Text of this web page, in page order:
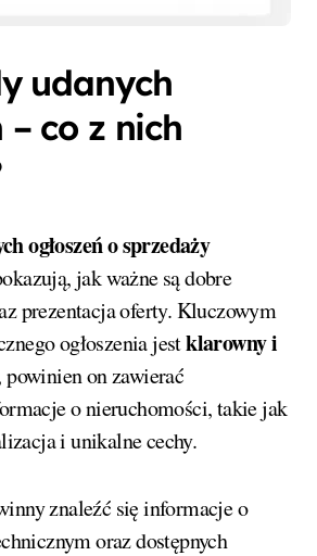
udanych
– co z nich
ogłoszeń o sprzedaży
jak ważne są dobre
prezentacja oferty. Kluczowym
ogłoszenia jestklarowny i
powinien on zawierać
o nieruchomości, takie jak
i unikalne cechy.
znaleźć się informacje o
oraz dostępnych